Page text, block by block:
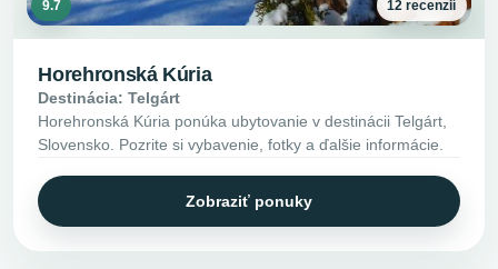
9.7 12 recenzií
Horehronská Kúria
Destinácia: Telgárt
Horehronská Kúria ponúka ubytovanie v destinácii Telgárt,
Slovensko. Pozrite si vybavenie, fotky a ďalšie informácie.
Zobraziť ponuky